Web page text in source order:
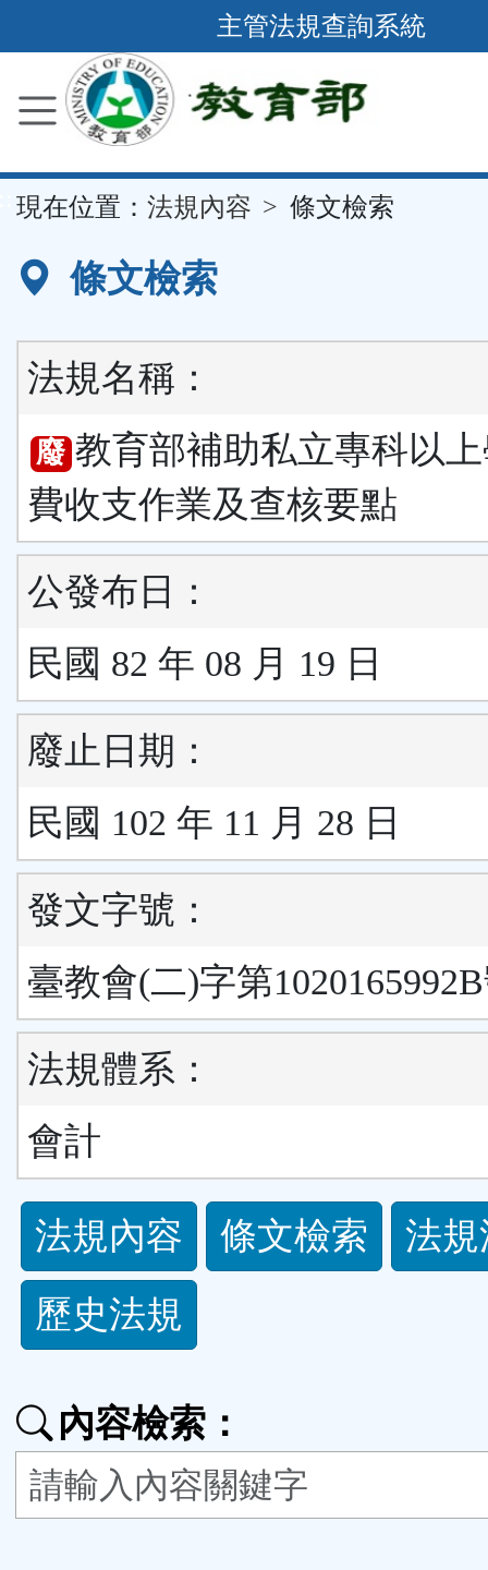
到
要
容
區
主管法規查詢系統
現在位置： 法規內容 條文檢索
條文檢索
法規名稱：
廢 教育部補助私立專科以
費收支作業及查核要點
公發布日：
民國 82 年 08 月 19 日
廢止日期：
民國 102 年 11 月 28 日
發文字號：
臺教會(二)字第
法規體系：
會計
法
規
功
按
鈕
法規內容 條文檢索
法
歷史法規
內容檢索：